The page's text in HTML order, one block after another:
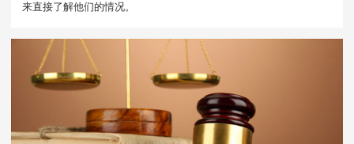
来直接了解他们的情况。